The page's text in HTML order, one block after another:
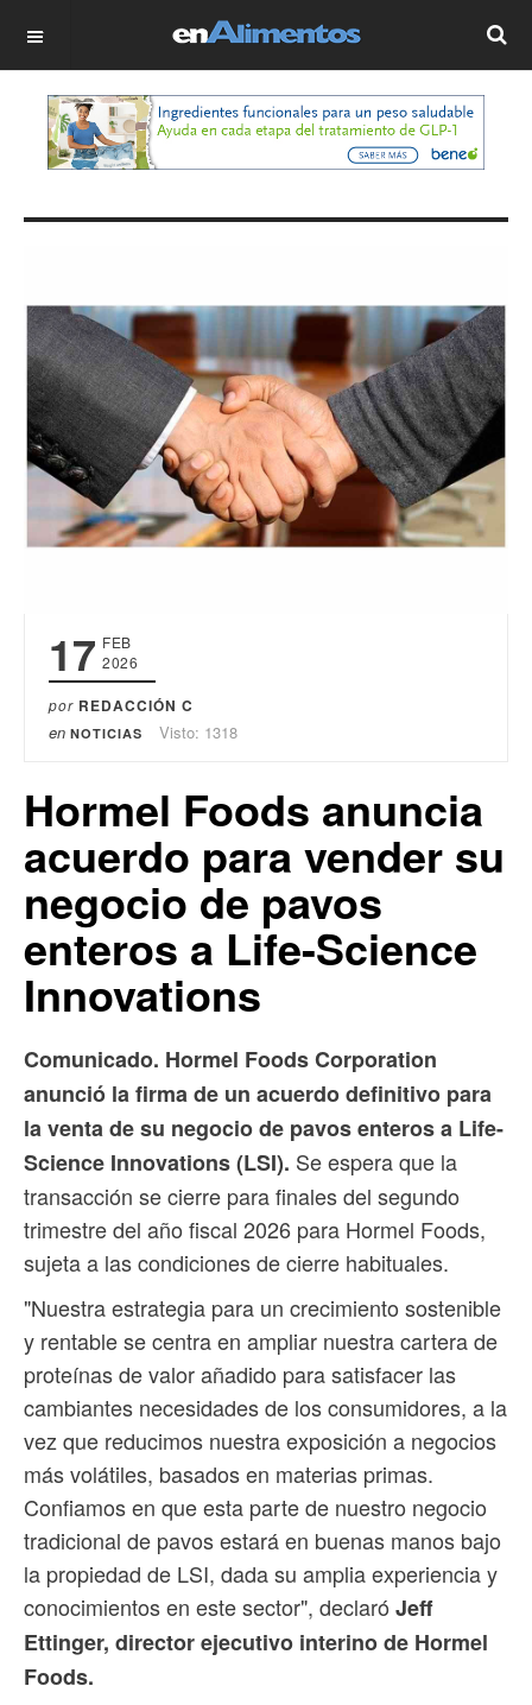
OFF CANVAS
17 FEB
2026
por REDACCIÓN C
en NOTICIAS Visto: 1318
Hormel Foods anuncia
acuerdo para vender su
negocio de pavos
enteros a Life-Science
Innovations
Comunicado. Hormel Foods Corporation
anunció la firma de un acuerdo definitivo para
la venta de su negocio de pavos enteros a Life-
Science Innovations (LSI). Se espera que la
transacción se cierre para finales del segundo
trimestre del año fiscal 2026 para Hormel Foods,
sujeta a las condiciones de cierre habituales.
"Nuestra estrategia para un crecimiento sostenible
y rentable se centra en ampliar nuestra cartera de
proteínas de valor añadido para satisfacer las
cambiantes necesidades de los consumidores, a la
vez que reducimos nuestra exposición a negocios
más volátiles, basados ​​en materias primas.
Confiamos en que esta parte de nuestro negocio
tradicional de pavos estará en buenas manos bajo
la propiedad de LSI, dada su amplia experiencia y
conocimientos en este sector", declaró Jeff
Ettinger, director ejecutivo interino de Hormel
Foods.